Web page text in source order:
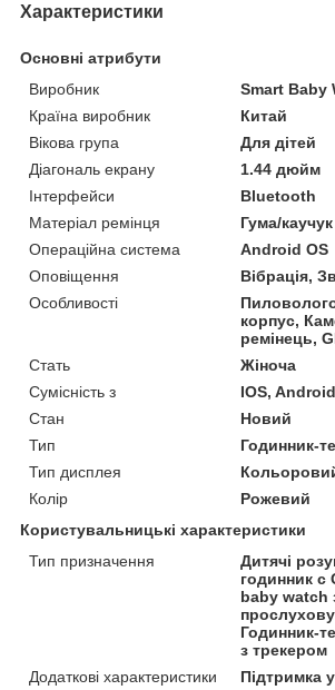
Характеристики
Основні атрибути
Виробник
Smart Baby
Країна виробник
Китай
Вікова група
Для дітей
Діагональ екрану
1.44 дюйм
Інтерфейси
Bluetooth
Матеріал ремінця
Гума/каучук
Операційна система
Android OS
Оповіщення
Вібрація,
Особливості
корпус,
ремінець,
Стать
Жіноча
Сумісність з
IOS, Android
Стан
Новий
Тип
Годинник-
Тип дисплея
Колір
Рожевий
Користувальницькі характеристики
Тип призначення
Дитячі
годинник c
baby watch
Годинник-
з трекером
Додаткові характеристики
Підтримка